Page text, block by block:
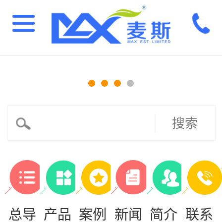
搜索
总导 产品 案例 新闻 简介 联系